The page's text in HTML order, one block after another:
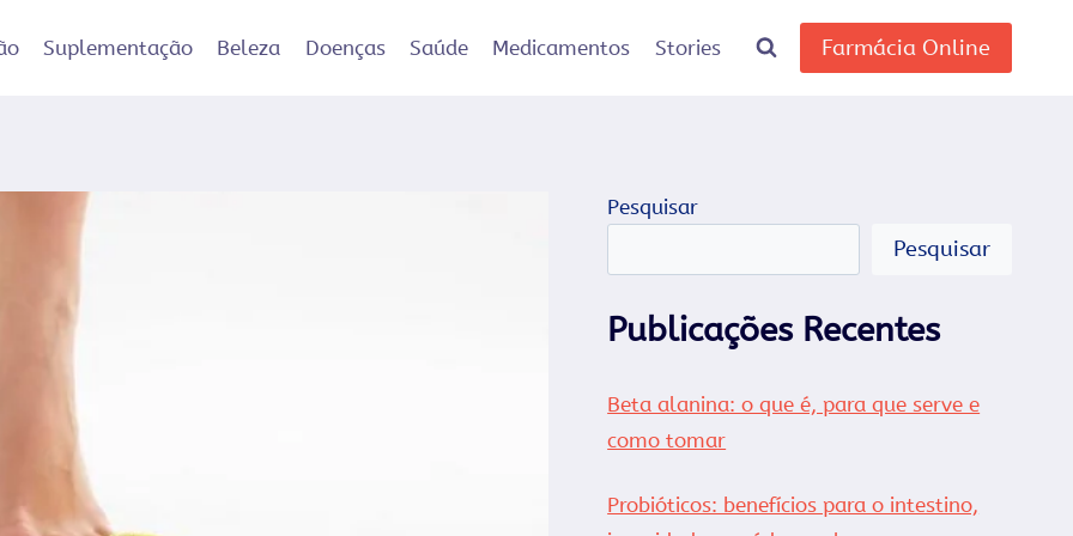
Suplementação Beleza Doenças Saúde Medicamentos Stories Farmácia Online
Pesquisar
Pesquisar
Publicações Recentes
Beta alanina: o que é, para que serve e
como tomar
Probióticos: benefícios para o intestino,